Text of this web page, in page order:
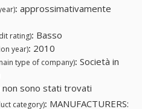
: approssimativamente
rating): Basso
year): 2010
type of company): Società in
non sono stati trovati
category): MANUFACTURERS: